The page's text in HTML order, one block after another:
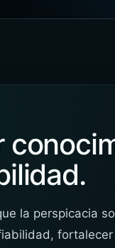
la perspicacia